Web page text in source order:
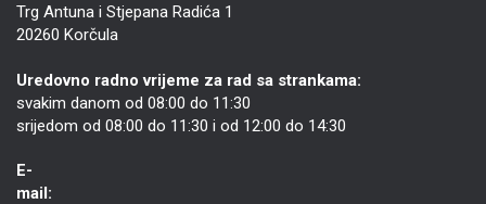
Trg Antuna i Stjepana Radića 1
20260 Korčula
Uredovno radno vrijeme za rad sa strankama:
svakim danom od 08:00 do 11:30
srijedom od 08:00 do 11:30 i od 12:00 do 14:30
E-
mail: